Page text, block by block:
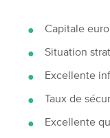
Capitale
Situation
Excellente
Taux de
Excellente